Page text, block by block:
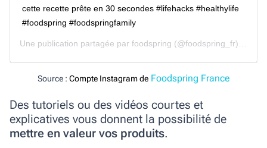
cette recette prête en 30 secondes #lifehacks #healthylife
#foodspring #foodspringfamily
Une publication partagée par foodspring (@foodspring_fr) le
Source : Compte Instagram de Foodspring France
Des tutoriels ou des vidéos courtes et
explicatives vous donnent la possibilité de
mettre en valeur vos produits.